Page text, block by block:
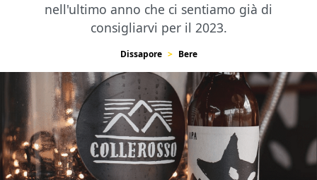
nell'ultimo anno che ci sentiamo già di
consigliarvi per il 2023.
Dissapore Bere